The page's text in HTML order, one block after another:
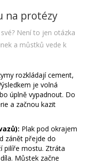
na protézy
Není to jen otázka
a můstků vede k
rozkládají cement,
je volná
úplně vypadnout. Do
a začnou kazit
Plak pod okrajem
zánět přejde do
pilíře mostu. Ztráta
Můstek začne